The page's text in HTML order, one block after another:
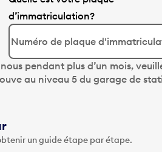
d’immatriculation?
pendant plus d’un mois,
au niveau 5 du garage de
un guide étape par étape.